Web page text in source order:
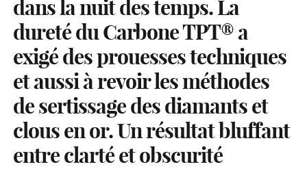
dans la nuit des temps. La
dureté du Carbone TPT® a
exigé des prouesses techniques
et aussi à revoir les méthodes
de sertissage des diamants et
clous en or. Un résultat bluffant
entre clarté et obscurité